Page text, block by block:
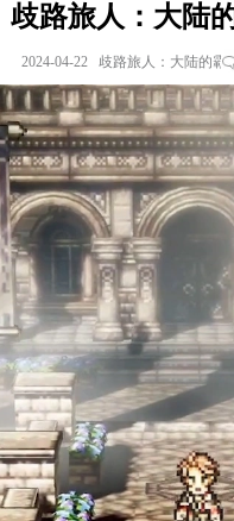
歧路旅人：大陆
2024-04-22 歧路旅人：大陆的霸